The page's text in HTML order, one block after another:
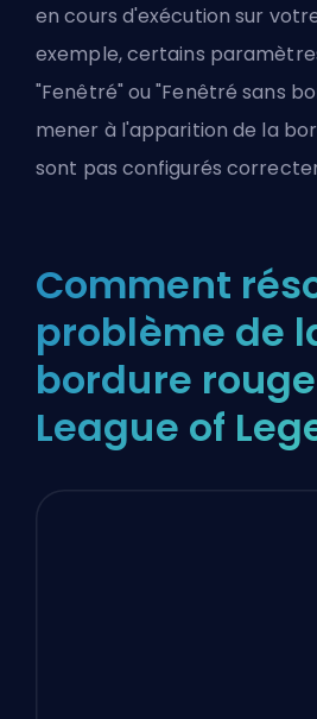
en cours d'exécution sur
exemple, certains
"Fenêtré" ou "Fenêtré sans
mener à l'apparition de la
sont pas configurés
Comment
problème de
bordure
League of